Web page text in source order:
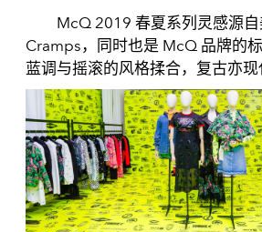
McQ 2019 春夏系列灵感源自
Cramps，同时也是 McQ 品牌的标
蓝调与摇滚的风格揉合，复古亦现